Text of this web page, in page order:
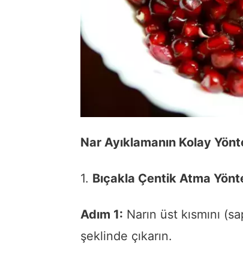
Nar Ayıklamanın Kolay
1. Bıçakla Çentik Atma
Adım 1: Narın üst kısmını
şeklinde çıkarın.